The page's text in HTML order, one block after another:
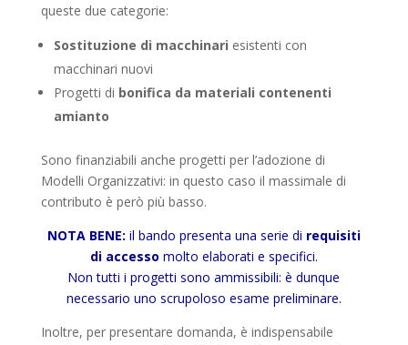
queste due categorie:
Sostituzione di macchinari esistenti con
macchinari nuovi
Progetti di bonifica da materiali contenenti
amianto
Sono finanziabili anche progetti per l’adozione di
Modelli Organizzativi: in questo caso il massimale di
contributo è però più basso.
NOTA BENE: il bando presenta una serie di requisiti
di accesso molto elaborati e specifici.
Non tutti i progetti sono ammissibili: è dunque
necessario uno scrupoloso esame preliminare.
Inoltre, per presentare domanda, è indispensabile